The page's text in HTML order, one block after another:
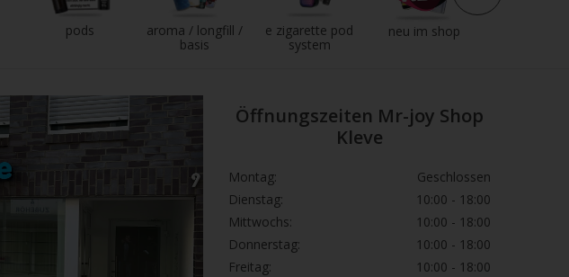
pods
aroma / longfill /
basis
e zigarette pod
system
neu im shop
Öffnungszeiten Mr-joy Shop
Kleve
Montag:
Geschlossen
Dienstag:
10:00 - 18:00
Mittwochs:
10:00 - 18:00
Donnerstag:
10:00 - 18:00
Freitag:
10:00 - 18:00